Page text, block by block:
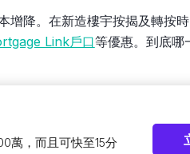
增降。在新造樓宇按揭及轉按
Link戶口等優惠。到底哪
萬，而且可快至15分